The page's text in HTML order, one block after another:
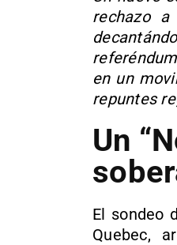
rechazo
en un
repuntes
Un
El sondeo
Quebec,